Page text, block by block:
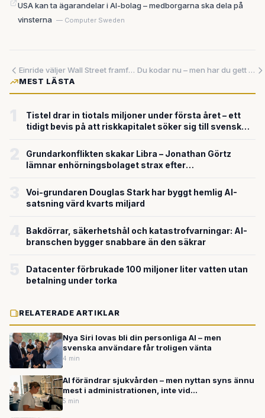
USA kan ta ägarandelar i AI-bolag – medborgarna ska dela på
vinsterna — Computer Sweden
Einride väljer Wall Street framför Stockholm – ett varningstecken för svensk kapitalmarknad
Du kodar nu – men har du gett angriparna nyckeln?
MEST LÄSTA
Tistel drar in tiotals miljoner under första året – ett
tidigt bevis på att riskkapitalet söker sig till svensk
Grundarkonflikten skakar Libra – Jonathan Görtz
lämnar enhörningsbolaget strax efter
Voi-grundaren Douglas Stark har byggt hemlig AI-
satsning värd kvarts miljard
Bakdörrar, säkerhetshål och katastrofvarningar: AI-
branschen bygger snabbare än den säkrar
Datacenter förbrukade 100 miljoner liter vatten utan
betalning under torka
RELATERADE ARTIKLAR
Nya Siri lovas bli din personliga AI – men
svenska användare får troligen vänta
4 min
AI förändrar sjukvården – men nyttan syns ännu
mest i administrationen, inte vid
undersökningsbordet
5 min